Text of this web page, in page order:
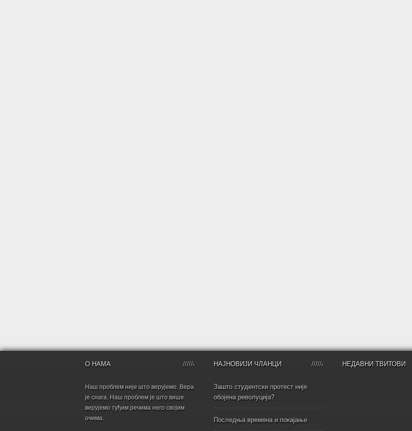
О НАМА
Наш проблем није што верујемо. Вера
је снага. Наш проблем је што више
верујемо туђим речима него својим
очима.
НАЈНОВИЈИ ЧЛАНЦИ
Зашто студентски протест није
обојена револуција?
Последња времена и покајање
НЕДАВНИ ТВИТОВИ